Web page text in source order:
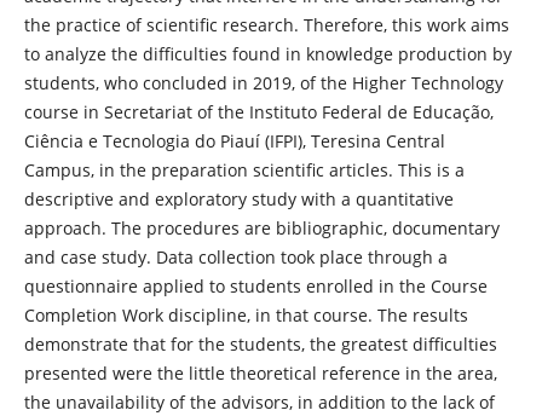
the practice of scientific research. Therefore, this work aims
to analyze the difficulties found in knowledge production by
students, who concluded in 2019, of the Higher Technology
course in Secretariat of the Instituto Federal de Educação,
Ciência e Tecnologia do Piauí (IFPI), Teresina Central
Campus, in the preparation scientific articles. This is a
descriptive and exploratory study with a quantitative
approach. The procedures are bibliographic, documentary
and case study. Data collection took place through a
questionnaire applied to students enrolled in the Course
Completion Work discipline, in that course. The results
demonstrate that for the students, the greatest difficulties
presented were the little theoretical reference in the area,
the unavailability of the advisors, in addition to the lack of